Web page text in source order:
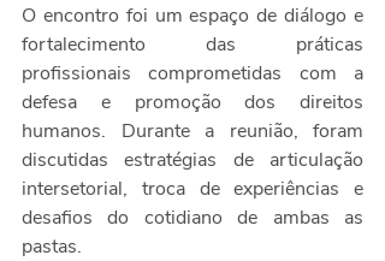
O encontro foi um espaço de diálogo e
fortalecimento das práticas
profissionais comprometidas com a
defesa e promoção dos direitos
humanos. Durante a reunião, foram
discutidas estratégias de articulação
intersetorial, troca de experiências e
desafios do cotidiano de ambas as
pastas.